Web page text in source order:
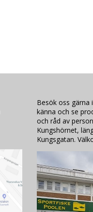
Besök oss gärna
känna och se
och råd av
Kungshörnet,
Kungsgatan.